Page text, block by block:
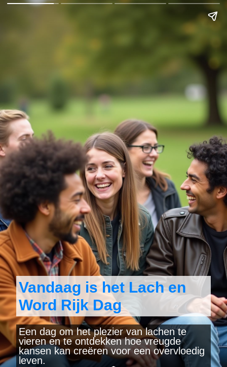
Vandaag is het Lach en
Word Rijk Dag
Een dag om het plezier van lachen te
vieren en te ontdekken hoe vreugde
kansen kan creëren voor een overvloedig
leven.